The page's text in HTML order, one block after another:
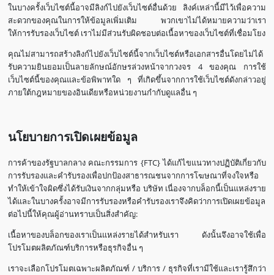
ในบางครั้งเว็บไซต์นี้อาจมีลิงก์ไปยังเว็บไซต์อื่นด้วย ลิงค์เหล่านี้มีไว้เพื่อความ
สะดวกของคุณในการให้ข้อมูลเพิ่มเติม พวกเขาไม่ได้หมายความว่าเรา
ให้การรับรองเว็บไซต์ เราไม่มีส่วนรับผิดชอบต่อเนื้อหาของเว็บไซต์ที่เชื่อมโยง
คุณไม่สามารถสร้างลิงก์ไปยังเว็บไซต์นี้จากเว็บไซต์หรือเอกสารอื่นโดยไม่ได้
รับความยินยอมเป็นลายลักษณ์อักษรล่วงหน้าจากวงจร 4 ของคุณ การใช้
เว็บไซต์นี้ของคุณและข้อพิพาทใด ๆ ที่เกิดขึ้นจากการใช้เว็บไซต์ดังกล่าวอยู่
ภายใต้กฎหมายของอินเดียหรือหน่วยงานกำกับดูแลอื่น ๆ
นโยบายการเปิดเผยข้อมูล
การค้าของรัฐบาลกลาง คณะกรรมการ {FTC} ได้แก้ไขแนวทางปฏิบัติเกี่ยวกับ
การรับรองและคำรับรองเพื่อปกป้องสาธารณชนจากการโฆษณาที่จงใจหรือ
ทำให้เข้าใจผิดซึ่งได้รับเงินจากกลุ่มหรือ บริษัท เนื่องจากบล็อกนี้เป็นแหล่งราย
ได้และในบางครั้งอาจมีการรับรองหรือคำรับรองเราจึงคิดว่าการเปิดเผยข้อมูล
ต่อไปนี้ให้คุณผู้อ่านทราบเป็นสิ่งสำคัญ:
เนื้อหาของบล็อกของเราเป็นแหล่งรายได้สำหรับเรา ดังนั้นจึงอาจใช้เพื่อ
โปรโมตผลิตภัณฑ์บริการหรือธุรกิจอื่น ๆ
เราจะเลือกโปรโมตเฉพาะผลิตภัณฑ์ / บริการ / ธุรกิจที่เรามีใช้และเรารู้สึกว่า